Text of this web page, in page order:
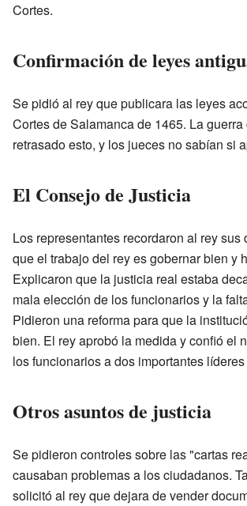
Cortes.
Confirmación de leyes
Se pidió al rey que publicara las leyes
Cortes de Salamanca de 1465. La
retrasado esto, y los jueces no sabían si
El Consejo de Justicia
Los representantes recordaron al rey sus
que el trabajo del rey es gobernar bien y
Explicaron que la justicia real estaba
mala elección de los funcionarios y la
Pidieron una reforma para que la
bien. El rey aprobó la medida y confió el
los funcionarios a dos importantes
Otros asuntos de justicia
Se pidieron controles sobre las "cartas
causaban problemas a los ciudadanos.
solicitó al rey que dejara de vender